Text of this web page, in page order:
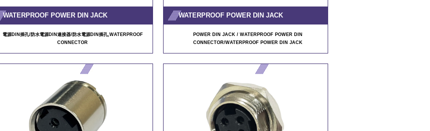
WATERPROOF POWER DIN JACK
電源DIN插孔/防水電源DIN連接器/防水電源DIN插孔,WATERPROOF
CONNECTOR
WATERPROOF POWER DIN JACK
POWER DIN JACK / WATERPROOF POWER DIN
CONNECTOR/WATERPROOF POWER DIN JACK